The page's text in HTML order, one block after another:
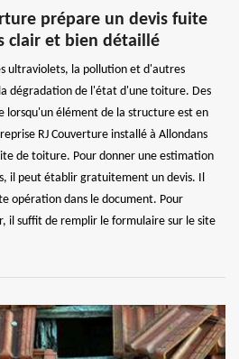
prépare un devis fuite
clair et bien détaillé
ultraviolets, la pollution et d'autres
dégradation de l'état d'une toiture. Des
lorsqu'un élément de la structure est en
RJ Couverture installé à Allondans
de toiture. Pour donner une estimation
il peut établir gratuitement un devis. Il
opération dans le document. Pour
il suffit de remplir le formulaire sur le site